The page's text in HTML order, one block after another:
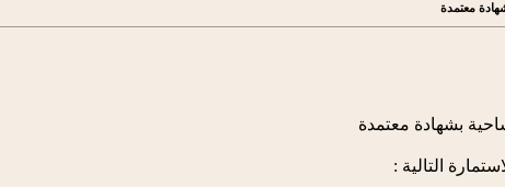
معتمدة
بشهادة معتمدة
التالية :